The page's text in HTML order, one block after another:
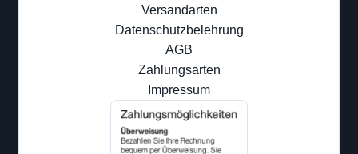
Versandarten
Datenschutzbelehrung
AGB
Zahlungsarten
Impressum